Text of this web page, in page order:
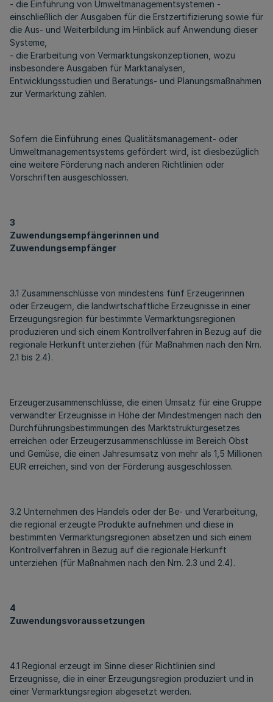
- die Einführung von Umweltmanagementsystemen -
einschließlich der Ausgaben für die Erstzertifizierung sowie für
die Aus- und Weiterbildung im Hinblick auf Anwendung dieser
Systeme,
- die Erarbeitung von Vermarktungskonzeptionen, wozu
insbesondere Ausgaben für Marktanalysen,
Entwicklungsstudien und Beratungs- und Planungsmaßnahmen
zur Vermarktung zählen.
Sofern die Einführung eines Qualitätsmanagement- oder
Umweltmanagementsystems gefördert wird, ist diesbezüglich
eine weitere Förderung nach anderen Richtlinien oder
Vorschriften ausgeschlossen.
3
Zuwendungsempfängerinnen und
Zuwendungsempfänger
3.1 Zusammenschlüsse von mindestens fünf Erzeugerinnen
oder Erzeugern, die landwirtschaftliche Erzeugnisse in einer
Erzeugungsregion für bestimmte Vermarktungsregionen
produzieren und sich einem Kontrollverfahren in Bezug auf die
regionale Herkunft unterziehen (für Maßnahmen nach den Nrn.
2.1 bis 2.4).
Erzeugerzusammenschlüsse, die einen Umsatz für eine Gruppe
verwandter Erzeugnisse in Höhe der Mindestmengen nach den
Durchführungsbestimmungen des Marktstrukturgesetzes
erreichen oder Erzeugerzusammenschlüsse im Bereich Obst
und Gemüse, die einen Jahresumsatz von mehr als 1,5 Millionen
EUR erreichen, sind von der Förderung ausgeschlossen.
3.2 Unternehmen des Handels oder der Be- und Verarbeitung,
die regional erzeugte Produkte aufnehmen und diese in
bestimmten Vermarktungsregionen absetzen und sich einem
Kontrollverfahren in Bezug auf die regionale Herkunft
unterziehen (für Maßnahmen nach den Nrn. 2.3 und 2.4).
4
Zuwendungsvoraussetzungen
4.1 Regional erzeugt im Sinne dieser Richtlinien sind
Erzeugnisse, die in einer Erzeugungsregion produziert und in
einer Vermarktungsregion abgesetzt werden.